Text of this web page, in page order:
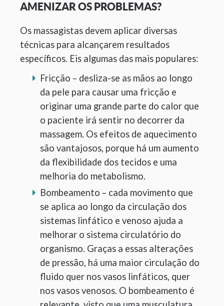
AMENIZAR OS PROBLEMAS?
Os massagistas devem aplicar diversas
técnicas para alcançarem resultados
específicos. Eis algumas das mais populares:
Fricção – desliza-se as mãos ao longo
da pele para causar uma fricção e
originar uma grande parte do calor que
o paciente irá sentir no decorrer da
massagem. Os efeitos de aquecimento
são vantajosos, porque há um aumento
da flexibilidade dos tecidos e uma
melhoria do metabolismo.
Bombeamento – cada movimento que
se aplica ao longo da circulação dos
sistemas linfático e venoso ajuda a
melhorar o sistema circulatório do
organismo. Graças a essas alterações
de pressão, há uma maior circulação do
fluido quer nos vasos linfáticos, quer
nos vasos venosos. O bombeamento é